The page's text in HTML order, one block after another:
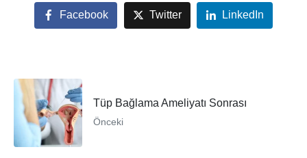
Facebook Twitter LinkedIn
Tüp Bağlama Ameliyatı Sonrası
Önceki